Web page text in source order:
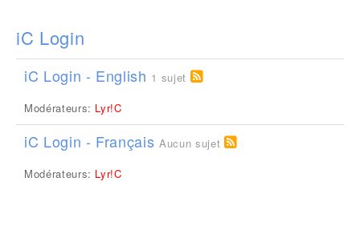
iC Login
iC Login - English 1 sujet
Modérateurs: Lyr!C
iC Login - Français Aucun sujet
Modérateurs: Lyr!C